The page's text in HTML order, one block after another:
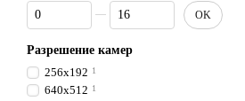
От Количество камер
До Количество камер
OK
Разрешение камер
256x192 1
640x512 1